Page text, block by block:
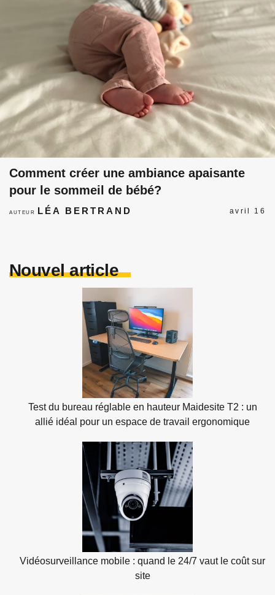
Comment créer une ambiance apaisante
pour le sommeil de bébé?
AUTEUR LÉA BERTRAND avril 16
Nouvel article
Test du bureau réglable en hauteur Maidesite T2 : un
allié idéal pour un espace de travail ergonomique
Vidéosurveillance mobile : quand le 24/7 vaut le coût sur
site